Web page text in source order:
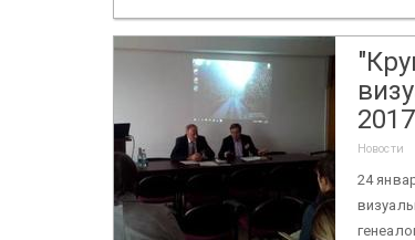
Новости
24